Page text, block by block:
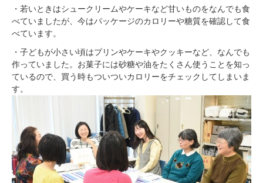
・若いときはシュークリームやケーキなど甘いものをなんでも食
べていましたが、今はパッケージのカロリーや糖質を確認して食
べています。
・子どもが小さい頃はプリンやケーキやクッキーなど、なんでも
作っていました。お菓子には砂糖や油をたくさん使うことを知っ
ているので、買う時もついついカロリーをチェックしてしまいま
す。